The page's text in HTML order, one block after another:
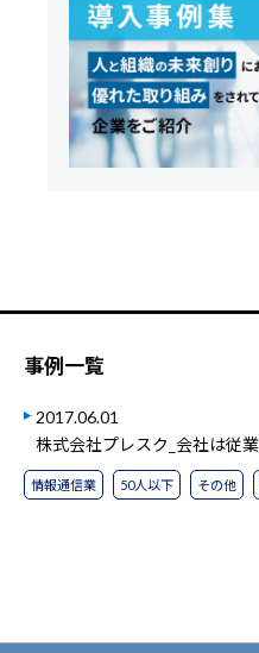
事例一覧
2017.06.01
株式会社プレスク_会社は従
情報通信業 50人以下 その他